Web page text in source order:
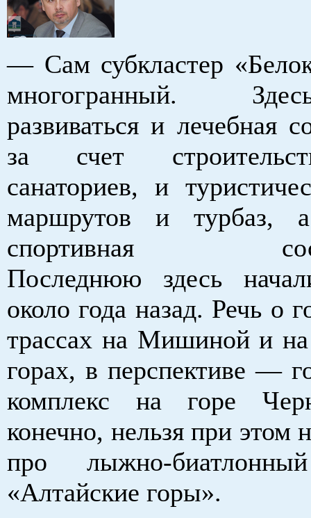
— Сам субкластер
многогранный.
развиваться и лечебная
за счет
санаториев, и
маршрутов и
спортивная
Последнюю здесь
около года назад. Речь о
трассах на Мишиной и
горах, в перспективе —
комплекс на горе
конечно, нельзя при этом
про лыжно-
«Алтайские горы».